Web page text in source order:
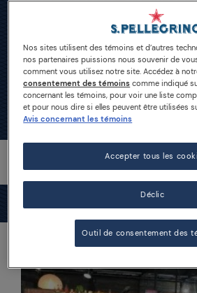
Nos sites utilisent des témoins et d’autres
nos partenaires puissions nous souvenir de
comment vous utilisez notre site. Accédez à
consentement des témoins comme indiqué
concernant les témoins, pour voir une liste
et pour nous dire si elles peuvent être utilisées
Avis concernant les témoins
Déclic
Accepter tous les
Outil de consentement des